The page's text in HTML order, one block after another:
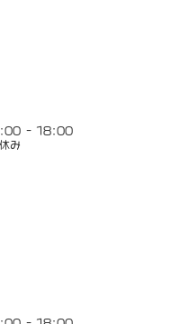
- 18:00
み